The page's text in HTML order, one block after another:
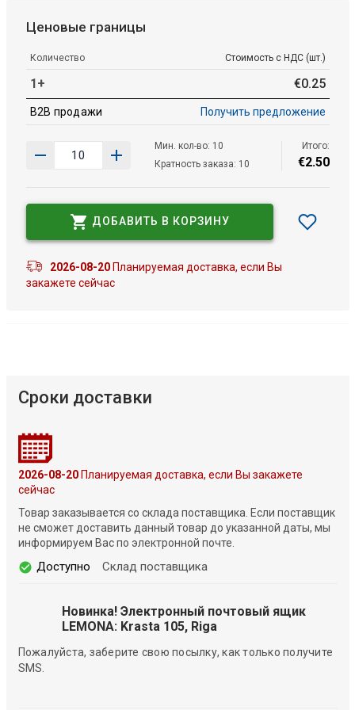
Ценовые границы
Количество Стоимость с НДС (шт.)
1+ €0.25
B2B продажи Получить предложение
Мин. кол-во: 10
Кратность заказа: 10
Итого:
€2.50
ДОБАВИТЬ В КОРЗИНУ
2026-08-20Планируемая доставка, если Вы
закажете сейчас
Сроки доставки
2026-08-20Планируемая доставка, если Вы закажете
сейчас
Товар заказывается со склада поставщика. Если поставщик
не сможет доставить данный товар до указанной даты, мы
информируем Вас по электронной почте.
Доступно Склад поставщика
Новинка! Электронный почтовый ящик
LEMONA: Krasta 105, Riga
Пожалуйста, заберите свою посылку, как только получите
SMS.